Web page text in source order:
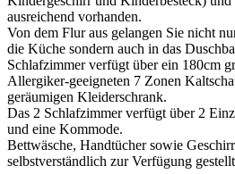
ausreichend vorhanden.
Von dem Flur aus gelangen Sie nicht
die Küche sondern auch in das
Schlafzimmer verfügt über ein 180cm
Allergiker-geeigneten 7 Zonen
geräumigen Kleiderschrank.
Das 2 Schlafzimmer verfügt über 2
und eine Kommode.
Bettwäsche, Handtücher sowie
selbstverständlich zur Verfügung